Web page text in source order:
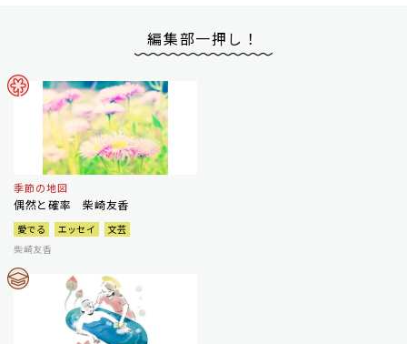
編集部一押し！
季節の地図
偶然と確率 柴崎友香
愛でる エッセイ
文芸
柴崎友香